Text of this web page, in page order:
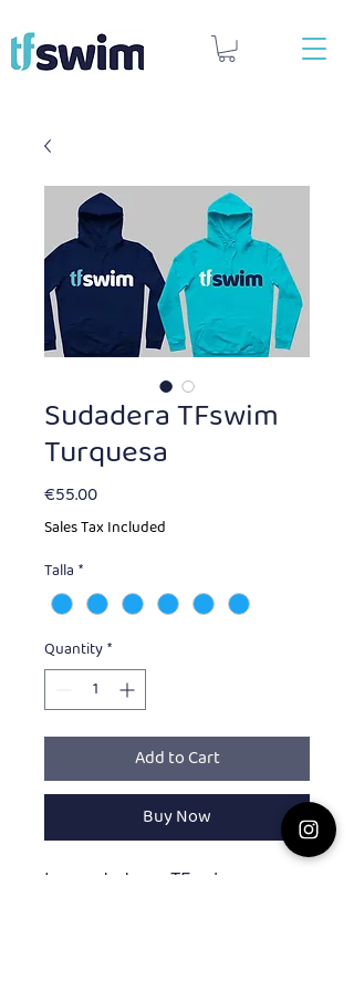
Sudadera TFswim
Turquesa
€55.00Price
Sales Tax Included
Talla *
Quantity*
Add to Cart
Buy Now
Las sudaderas TFswim son